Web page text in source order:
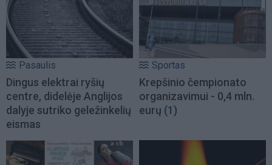
Pasaulis
Dingus elektrai ryšių
centre, didelėje Anglijos
dalyje sutriko geležinkelių
eismas
Sportas
Krepšinio čempionato
organizavimui - 0,4 mln.
eurų (1)